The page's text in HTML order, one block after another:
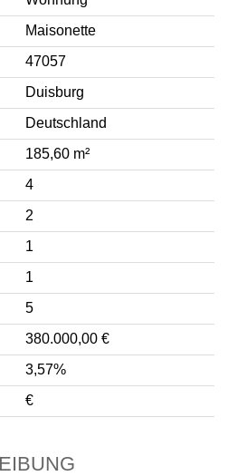
Maisonette
47057
Duisburg
Deutschland
185,60 m²
4
2
1
1
5
380.000,00 €
3,57%
€